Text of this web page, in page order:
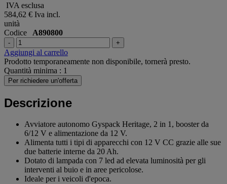
IVA esclusa
584,62 € Iva incl.
unità
Codice A890800
- +
Aggiungi al carrello
Prodotto temporaneamente non disponibile, tornerà presto.
Quantità minima : 1
Per richiedere un'offerta
Descrizione
Avviatore autonomo Gyspack Heritage, 2 in 1, booster da
6/12 V e alimentazione da 12 V.
Alimenta tutti i tipi di apparecchi con 12 V CC grazie alle sue
due batterie interne da 20 Ah.
Dotato di lampada con 7 led ad elevata luminosità per gli
interventi al buio e in aree pericolose.
Ideale per i veicoli d'epoca.